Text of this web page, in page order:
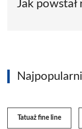
Jak powstał
Tatuaż fine line